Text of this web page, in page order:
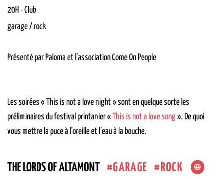
20H -Club
garage / rock
Présenté par Paloma et l’association Come On People
Les soirées « This is not a love night » sont en quelque sorte les
préliminaires du festival printanier «
This is not a love song». De quoi
vous mettre la puce à l’oreille et l’eau à la bouche.
THE LORDS OF ALTAMONT GARAGE ROCK